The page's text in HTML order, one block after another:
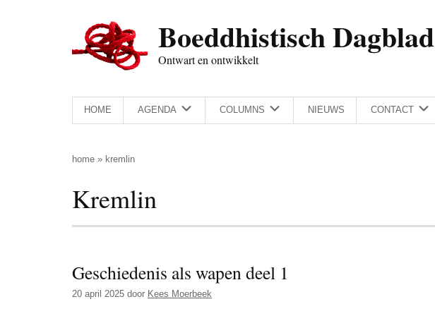
Boeddhistisch Dagblad
Ontwart en ontwikkelt
HOME AGENDA COLUMNS NIEUWS CONTACT
home » kremlin
Kremlin
Geschiedenis als wapen deel 1
20 april 2025 door Kees Moerbeek